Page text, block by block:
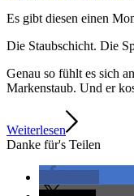
Es gibt diesen einen
Die Staubschicht. Die
Genau so fühlt es sich
Markenstaub. Und er
Weiterlesen
Danke für's Teilen